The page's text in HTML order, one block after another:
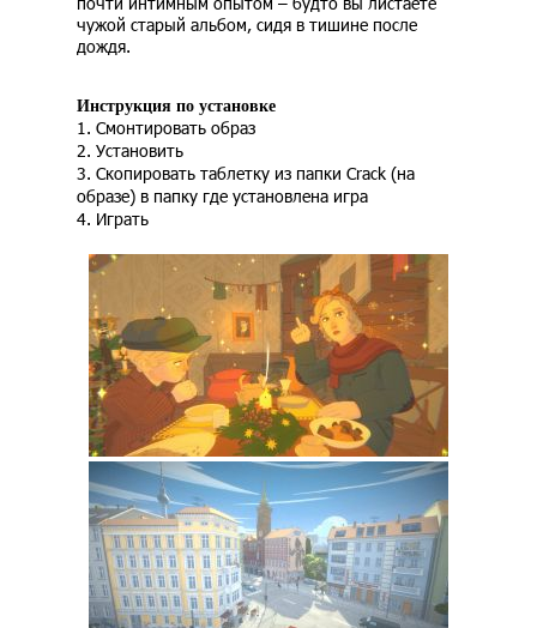
чужой старый альбом, сидя в тишине после
дождя.
Инструкция по установке
1. Смонтировать образ
2. Установить
3. Скопировать таблетку из папки Crack (на
образе) в папку где установлена игра
4. Играть